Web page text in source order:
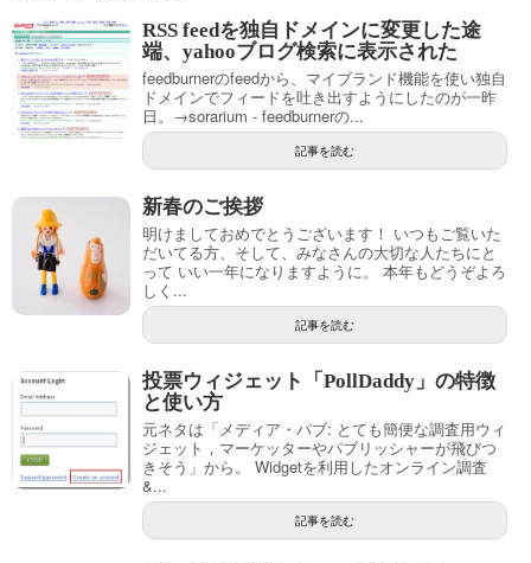
RSS feedを独自ドメインに変更した途
端、yahooブログ検索に表示された
feedburnerのfeedから、マイブランド機能を使い独自
ドメインでフィードを吐き出すようにしたのが一昨
日。→sorarium - feedburnerの...
記事を読む
新春のご挨拶
明けましておめでとうございます！ いつもご覧いた
だいてる方、そして、みなさんの大切な人たちにと
って いい一年になりますように。 本年もどうぞよろ
しく...
記事を読む
投票ウィジェット「PollDaddy」の特徴
と使い方
元ネタは「メディア・パブ: とても簡便な調査用ウィ
ジェット，マーケッターやパブリッシャーが飛びつ
きそう」から。 Widgetを利用したオンライン調査
&...
記事を読む